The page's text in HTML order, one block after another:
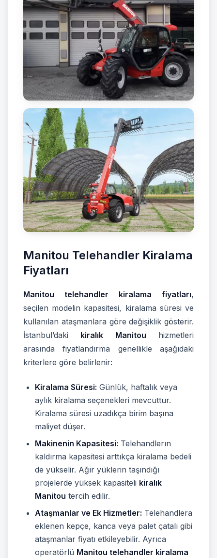
Manitou Telehandler Kiralama
Fiyatları
Manitou telehandler kiralama fiyatları,
seçilen modelin kapasitesi, kiralama süresi ve
kullanılan ataşmanlara göre değişiklik gösterir.
İstanbul’daki kiralık Manitou hizmetleri
arasında fiyatlandırma genellikle aşağıdaki
kriterlere göre belirlenir:
Kiralama Süresi: Günlük, haftalık veya
aylık kiralama seçenekleri mevcuttur.
Kiralama süresi uzadıkça birim başına
maliyet düşer.
Makinenin Kapasitesi: Telehandlerın
kaldırma kapasitesi arttıkça kiralama bedeli
de yükselir. Ağır yüklerin taşındığı
projelerde yüksek kapasiteli kiralık
Manitou tercih edilir.
Ataşmanlar ve Ek Hizmetler: Telehandlera
eklenen kepçe, kanca veya palet çatalı gibi
ataşmanlar fiyatı etkileyebilir. Ayrıca
operatörlü Manitou telehandler kiralama